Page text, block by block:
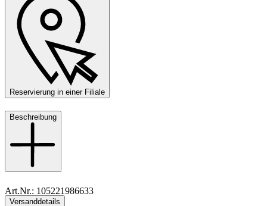
Reservierung in einer Filiale
Beschreibung
Art.Nr.: 105221986633
Versanddetails